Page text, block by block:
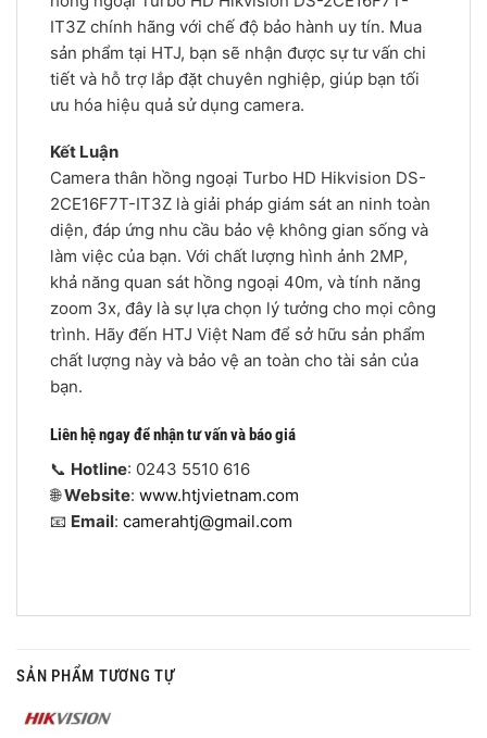
IT3Z chính hãng với chế độ bảo hành uy tín. Mua
sản phẩm tại HTJ, bạn sẽ nhận được sự tư vấn chi
tiết và hỗ trợ lắp đặt chuyên nghiệp, giúp bạn tối
ưu hóa hiệu quả sử dụng camera.
Kết Luận
Camera thân hồng ngoại Turbo HD Hikvision DS-
2CE16F7T-IT3Z là giải pháp giám sát an ninh toàn
diện, đáp ứng nhu cầu bảo vệ không gian sống và
làm việc của bạn. Với chất lượng hình ảnh 2MP,
khả năng quan sát hồng ngoại 40m, và tính năng
zoom 3x, đây là sự lựa chọn lý tưởng cho mọi công
trình. Hãy đến HTJ Việt Nam để sở hữu sản phẩm
chất lượng này và bảo vệ an toàn cho tài sản của
bạn.
Liên hệ ngay để nhận tư vấn và báo giá
📞 Hotline: 0243 5510 616
🌐Website: www.htjvietnam.com
📧 Email: camerahtj@gmail.com
SẢN PHẨM TƯƠNG TỰ